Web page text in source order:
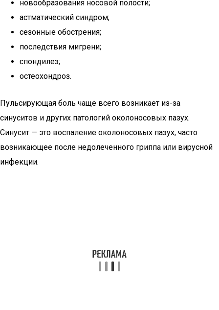
новообразования носовой полости;
астматический синдром;
сезонные обострения;
последствия мигрени;
спондилез;
остеохондроз.
Пульсирующая боль чаще всего возникает из-за
синуситов и других патологий околоносовых пазух.
Синусит — это воспаление околоносовых пазух, часто
возникающее после недолеченного гриппа или вирусной
инфекции.